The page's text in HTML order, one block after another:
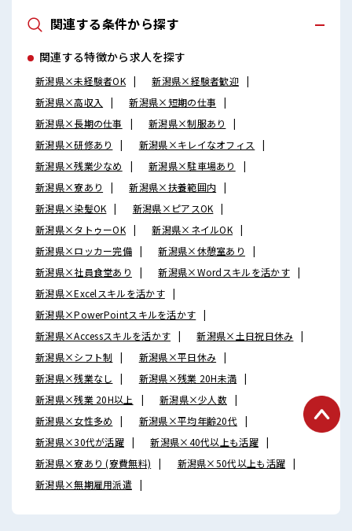
関連する条件から探す
関連する特徴から求人を探す
新潟県×未経験者OK
新潟県×経験者歓迎
新潟県×高収入
新潟県×短期の仕事
新潟県×長期の仕事
新潟県×制服あり
新潟県×研修あり
新潟県×キレイなオフィス
新潟県×残業少なめ
新潟県×駐車場あり
新潟県×寮あり
新潟県×扶養範囲内
新潟県×染髪OK
新潟県×ピアスOK
新潟県×タトゥーOK
新潟県×ネイルOK
新潟県×ロッカー完備
新潟県×休憩室あり
新潟県×社員食堂あり
新潟県×Wordスキルを活かす
新潟県×Excelスキルを活かす
新潟県×PowerPointスキルを活かす
新潟県×Accessスキルを活かす
新潟県×土日祝日休み
新潟県×シフト制
新潟県×平日休み
新潟県×残業なし
新潟県×残業 20H未満
新潟県×残業 20H以上
新潟県×少人数
新潟県×女性多め
新潟県×平均年齢20代
新潟県×30代が活躍
新潟県×40代以上も活躍
新潟県×寮あり (寮費無料)
新潟県×50代以上も活躍
新潟県×無期雇用派遣